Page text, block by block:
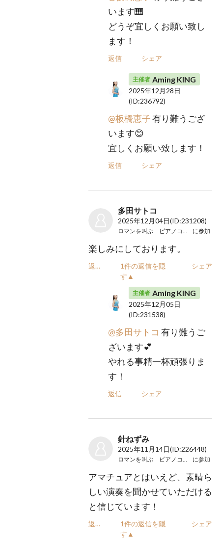
います🎹
どうぞ宜しくお願い致し
ます！
返信 シェア
主催者 Aming KING
2025年12月28日
(ID:236792)
@板橋恵子有り難うござ
います😊
宜しくお願い致します！
返信 シェア
多田サトコ
2025年12月04日(ID:231208)
に参加
楽しみにしております。
返信
1件の返信を隠
す▲
シェア
主催者 Aming KING
2025年12月05日
(ID:231538)
@多田サトコ 有り難うご
ざいます💕
やれる事精一杯頑張りま
す！
返信 シェア
針ねずみ
2025年11月14日(ID:226448)
に参加
アマチュアとはいえど、素晴ら
しい演奏を聞かせていただける
と信じています！
返信
1件の返信を隠
す▲
シェア